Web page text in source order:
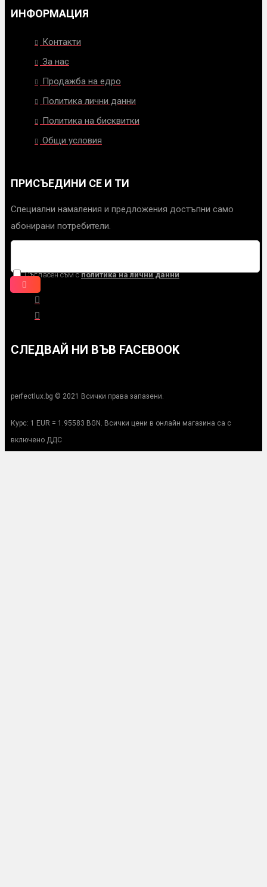
ИНФОРМАЦИЯ
Контакти
За нас
Продажба на едро
Политика лични данни
Политика на бисквитки
Общи условия
ПРИСЪЕДИНИ СЕ И ТИ
Специални намаления и предложения достъпни само
абонирани потребители.
Съгласен съм сполитика на лични данни
СЛЕДВАЙ НИ ВЪВ FACEBOOK
perfectlux.bg © 2021 Всички права запазени.
Курс: 1 EUR = 1.95583 BGN. Всички цени в онлайн магазина са с
включено ДДС